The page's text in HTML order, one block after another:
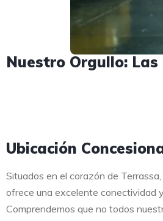
Nuestro Orgullo:
Ubicación
Situados en el corazón de Terrassa,
ofrece una excelente conectividad
Comprendemos que no todos